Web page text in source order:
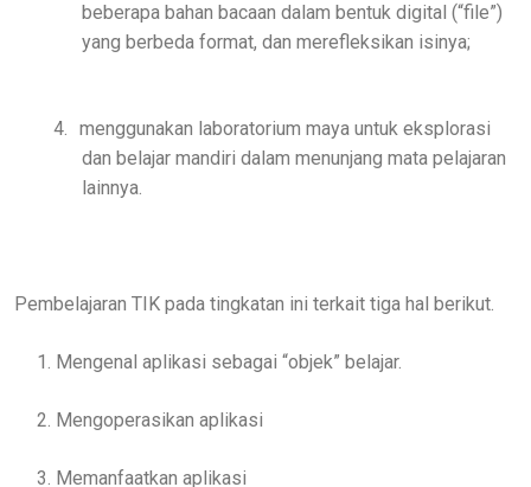
beberapa bahan bacaan dalam bentuk digital (“file”)
yang berbeda format, dan merefleksikan isinya;
4.
menggunakan laboratorium maya untuk eksplorasi
dan belajar mandiri dalam menunjang mata pelajaran
lainnya.
Pembelajaran TIK pada tingkatan ini terkait tiga hal berikut.
1. Mengenal aplikasi sebagai “objek” belajar.
2. Mengoperasikan aplikasi
3. Memanfaatkan aplikasi